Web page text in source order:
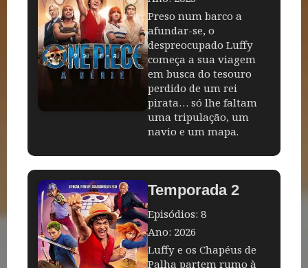
Preso num barco a
afundar-se, o
despreocupado Luffy
começa a sua viagem
em busca do tesouro
perdido de um rei
pirata… só lhe faltam
uma tripulação, um
navio e um mapa.
Temporada 2
Episódios: 8
Ano: 2026
Luffy e os Chapéus de
Palha partem rumo à